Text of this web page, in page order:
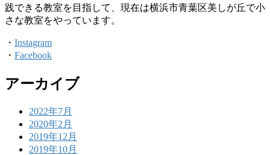
践できる教室を目指して、現在は横浜市青葉区美しが丘で小
さな教室をやっています。
・ Instagram
・ Facebook
アーカイブ
2022年7月
2020年2月
2019年12月
2019年10月